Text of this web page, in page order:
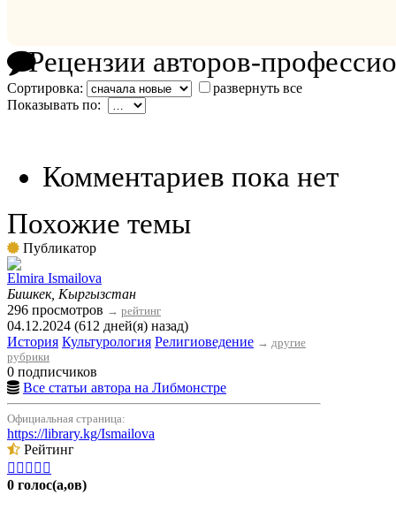
Рецензии авторов-
Сортировка:
развернуть все
Показывать по:
Комментариев пока нет
Похожие темы
Публикатор
Elmira Ismailova
Бишкек, Кыргызстан
296 просмотров → рейтинг
04.12.2024 (612 дней(я) назад)
История Культурология Религиоведение → другие
рубрики
0 подписчиков
Все статьи автора на Либмонстре
Официальная страница:
https://library.kg/Ismailova
Рейтинг
    
0 голос(а,ов)